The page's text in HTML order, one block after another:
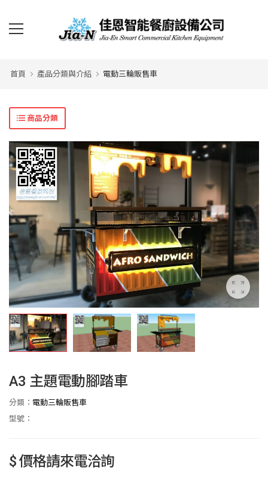
首頁 產品分類與介紹 電動三輪販售車
商品分類
A3 主題電動腳踏車
分類： 電動三輪販售車
型號：
$ 價格請來電洽詢